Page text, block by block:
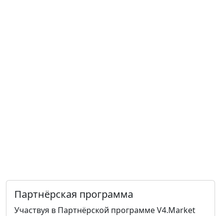
Партнёрская программа
Участвуя в Партнёрской программе V4.Market